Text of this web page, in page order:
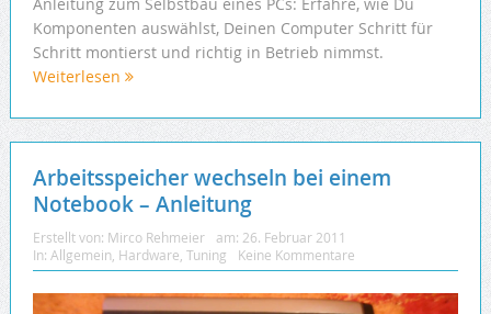
Komponenten auswählst, Deinen Computer Schritt für
Schritt montierst und richtig in Betrieb nimmst.
Weiterlesen
Arbeitsspeicher wechseln bei einem
Notebook – Anleitung
Erstellt von: Mirco Rehmeier am: 26. Februar 2011
In: Allgemein Hardware Tuning Keine Kommentare